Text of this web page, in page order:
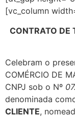
[vc_column
CONTRATO DE
Celebram o
COMÉRCIO DE
CNPJ sob o Nº
denominada
CLIENTE,